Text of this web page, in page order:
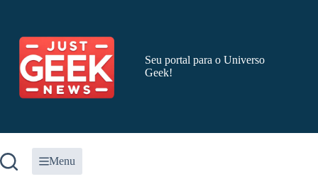
conteúdo
Seu portal para o Universo
Geek!
Menu